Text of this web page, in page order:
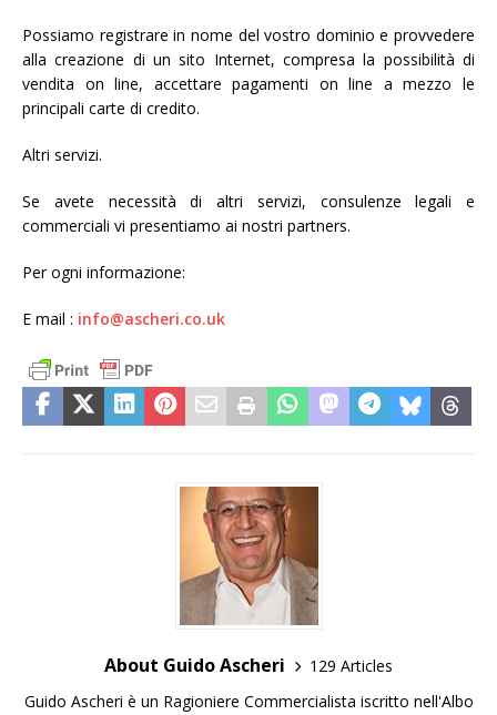
Possiamo registrare in nome del vostro dominio e provvedere
alla creazione di un sito Internet, compresa la possibilità di
vendita on line, accettare pagamenti on line a mezzo le
principali carte di credito.
Altri servizi.
Se avete necessità di altri servizi, consulenze legali e
commerciali vi presentiamo ai nostri partners.
Per ogni informazione:
E mail : info@ascheri.co.uk
About Guido Ascheri
129 Articles
Guido Ascheri è un Ragioniere Commercialista iscritto nell'Albo